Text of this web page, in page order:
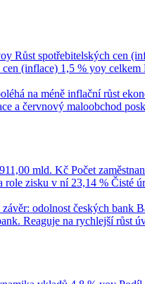
Růst spotřebitelských cen
(inflace) 1,5 % yoy celkem
na méně inflační růst
a červnový maloobchod
mld. Kč Počet
role zisku v ní 23,14 % Čisté
odolnost českých bank
Reaguje na rychlejší růst